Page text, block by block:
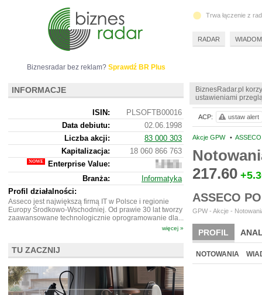
BiznesRadar.pl
ustawieniami
Akcje GPW •
217.60
ASSECO
GPW - Akcje -
PROFIL
WYCENA BR
NOTOWANIA
ACP: ustaw alert
Biznesradar bez reklam? Sprawdź BR Plus
INFORMACJE
ISIN:
PLSOFTB00016
Data debiutu:
02.06.1998
Liczba akcji:
83 000 303
Kapitalizacja:
18 060 866 763
Enterprise Value:
154
166
Branża:
Informatyka
Profil działalności:
Asseco jest największą firmą IT w Polsce i regionie
Europy Środkowo-Wschodniej. Od prawie 30 lat tworzy
zaawansowane technologicznie oprogramowanie dla...
więcej »
TU ZACZNIJ
Trwa łączenie z
RADAR